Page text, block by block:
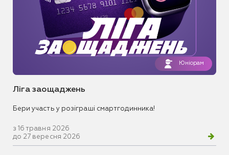
Юніорам
Ліга заощаджень
Бери участь у розіграші смартгодинника!
з 16 травня 2026
до 27 вересня 2026